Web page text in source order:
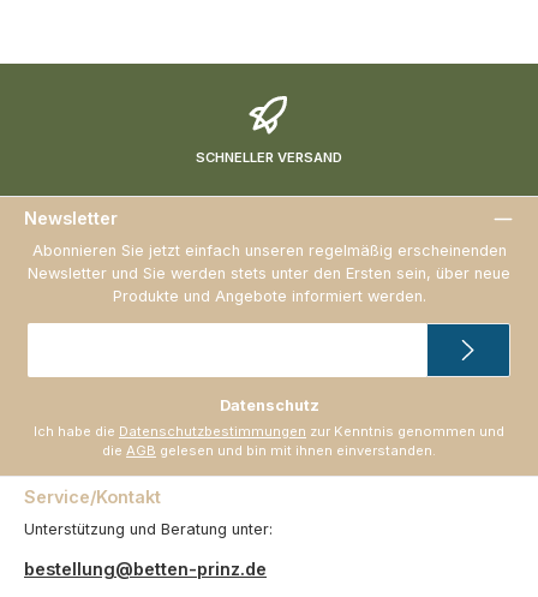
SCHNELLER VERSAND
Newsletter
Abonnieren Sie jetzt einfach unseren regelmäßig erscheinenden
Newsletter und Sie werden stets unter den Ersten sein, über neue
Produkte und Angebote informiert werden.
Datenschutz
Ich habe die Datenschutzbestimmungen zur Kenntnis genommen und
die AGB gelesen und bin mit ihnen einverstanden.
Service/Kontakt
Unterstützung und Beratung unter:
bestellung@betten-prinz.de